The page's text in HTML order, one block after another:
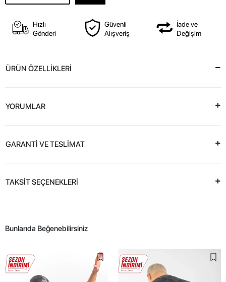
Hızlı
Gönderi
Güvenli
Alışveriş
İade ve
Değişim
ÜRÜN ÖZELLİKLERİ
YORUMLAR
GARANTİ VE TESLİMAT
TAKSİT SEÇENEKLERİ
Bunlarıda Beğenebilirsiniz